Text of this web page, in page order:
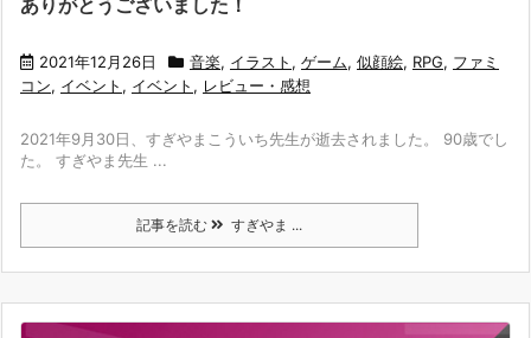
2021年12月26日 音楽, イラスト , ゲーム, 似顔絵, RPG, ファミ
コン, イベント , イベント , レビュー・感想
2021年9月30日、すぎやまこういち先生が逝去されました。 90歳でし
た。 すぎやま先生 ...
記事を読む すぎやま ...